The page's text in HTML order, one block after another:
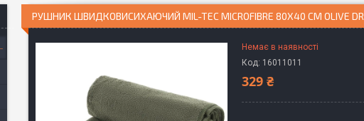
РУШНИК ШВИДКОВИСИХАЮЧИЙ MIL-TEC MICROFIBRE 80X40 СМ OLIVE
Немає в наявності
Код: 16011011
329 ₴